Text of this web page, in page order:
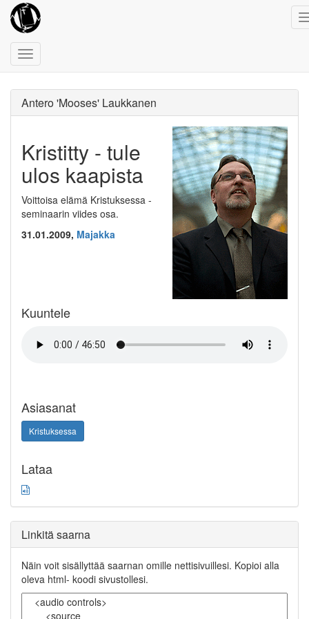
Toggle
navigation
Antero 'Mooses' Laukkanen
Kristitty - tule
ulos kaapista
Voittoisa elämä Kristuksessa -
seminaarin viides osa.
31.01.2009, Majakka
Kuuntele
Asiasanat
Kristuksessa
Lataa
Linkitä saarna
Näin voit sisällyttää saarnan omille nettisivuillesi. Kopioi alla
oleva html- koodi sivustollesi.